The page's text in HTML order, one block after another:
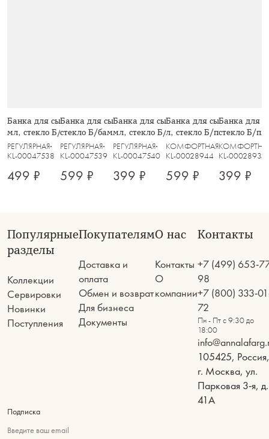
Банка для сыпучих продуктов, 700
мл, стекло Б/бамбук, Grand
РЕГУЛЯРНАЯ
KL-00047538
499 ₽
Банка для сыпучих продуктов, 1 л,
стекло Б/бамбук, Grand
РЕГУЛЯРНАЯ
KL-00047539
599 ₽
Банка для сыпучих продуктов, 500
мл, стекло Б/бамбук, Grand
РЕГУЛЯРНАЯ
KL-00047540
399 ₽
Банка для сыпучих
л, стекло Б/пластик,
КОМФОРТНАЯ КУХНЯ
KL-00028944
599 ₽
Банка для
стекло Б/
KL-00028934
399 ₽
Популярные
разделы
Коллекции
Сервировки
Новинки
Поступления
Покупателям
Доставка и
оплата
Обмен и возврат
Для бизнеса
Документы
О нас
Контакты
О
компании
Контакты
+7 (499) 653-
98
+7 (800) 333-
72
Пн - Пт с 9:30 до
18:00
105425, Россия,
г. Москва, ул.
Парковая 3-я, д.
41А
Подписка
Введите ваш email